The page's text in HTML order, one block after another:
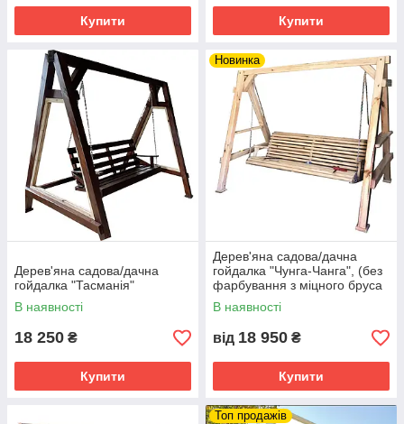
Купити Купити
Дерев'яна садова/дачна
гойдалка "Тасманія"
В наявності
18 250 ₴
Купити
Новинка
Дерев'яна садова/дачна
гойдалка "Чунга-Чанга", (без
фарбування з міцного бруса
100 на 100 мм)
В наявності
від 18 950 ₴
Купити
Топ продажів